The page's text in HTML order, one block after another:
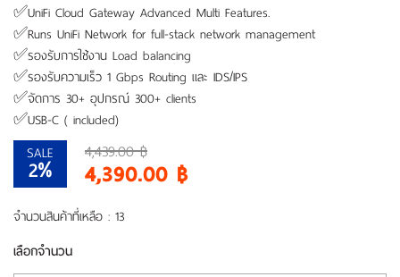
✅UniFi Cloud Gateway Advanced Multi Features.
✅Runs UniFi Network for full-stack network management
✅รองรับการใช้งาน Load balancing
✅รองรับความเร็ว 1 Gbps Routing และ IDS/IPS
✅จัดการ 30+ อุปกรณ์ 300+ clients
✅USB-C ( included)
SALE
2%
4,439.00 ฿
4,390.00 ฿
จำนวนสินค้าที่เหลือ : 13
เลือกจำนวน